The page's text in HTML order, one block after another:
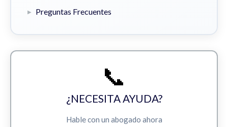
Preguntas Frecuentes
📞
¿NECESITA AYUDA?
Hable con un abogado ahora